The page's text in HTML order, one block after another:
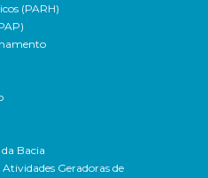
(PARH)
Bacia
Geradoras de